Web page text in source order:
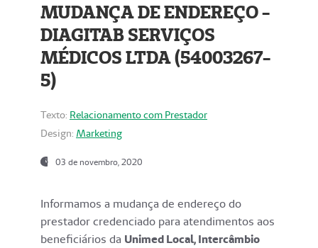
MUDANÇA DE ENDEREÇO -
DIAGITAB SERVIÇOS
MÉDICOS LTDA (54003267-
5)
Texto: Relacionamento com Prestador
Design: Marketing
03 de novembro, 2020
Informamos a mudança de endereço do
prestador credenciado para atendimentos aos
beneficiários da Unimed Local, Intercâmbio